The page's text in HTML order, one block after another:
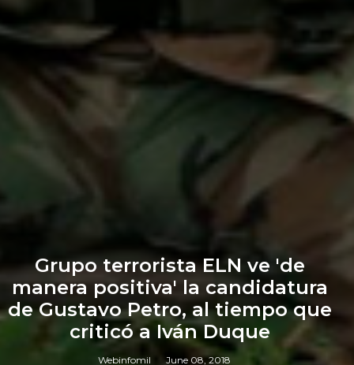
Grupo terrorista ELN ve 'de
manera positiva' la candidatura
de Gustavo Petro, al tiempo que
criticó a Iván Duque
Webinfomil June 08, 2018